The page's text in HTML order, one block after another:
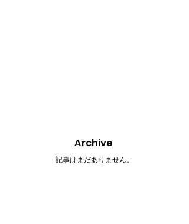
Archive
s
記事はまだありません。